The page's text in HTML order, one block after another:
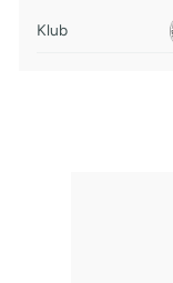
Klub